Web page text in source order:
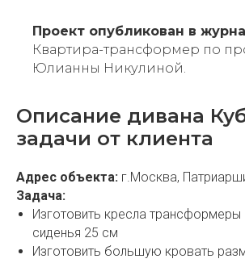
Проект опубликован в
Квартира-трансформер по
Юлианны Никулиной.
Описание дивана
задачи от клиента
Адрес объекта: г.Москва,
Задача:
Изготовить кресла трансформеры
сиденья 25 см
Изготовить большую кровать